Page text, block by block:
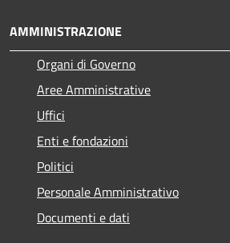
AMMINISTRAZIONE
Organi di Governo
Aree Amministrative
Uffici
Enti e fondazioni
Politici
Personale Amministrativo
Documenti e dati